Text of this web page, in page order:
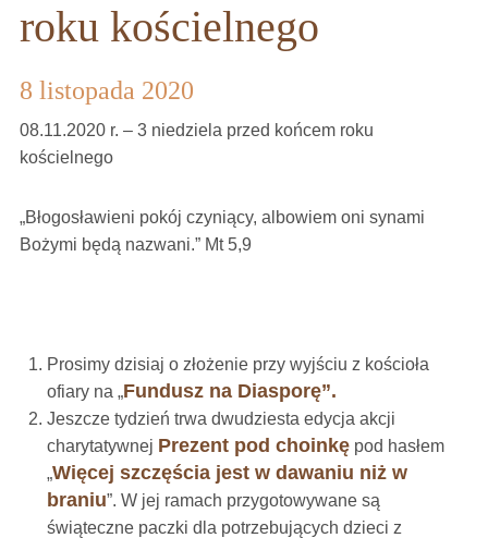
roku kościelnego
8 listopada 2020
08.11.2020 r. – 3 niedziela przed końcem roku
kościelnego
„Błogosławieni pokój czyniący, albowiem oni synami
Bożymi będą nazwani.” Mt 5,9
Prosimy dzisiaj o złożenie przy wyjściu z kościoła
ofiary na „Fundusz na Diasporę”.
Jeszcze tydzień trwa dwudziesta edycja akcji
charytatywnej Prezent pod choinkępod hasłem
„Więcej szczęścia jest w dawaniu niż w
braniu”. W jej ramach przygotowywane są
świąteczne paczki dla potrzebujących dzieci z